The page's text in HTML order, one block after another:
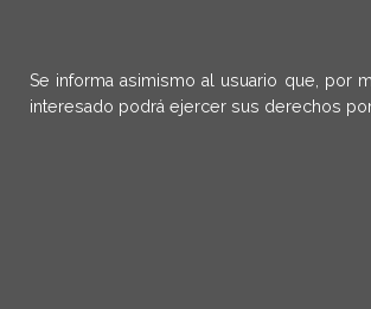
Se informa asimismo al usuario que, por
interesado podrá ejercer sus derechos